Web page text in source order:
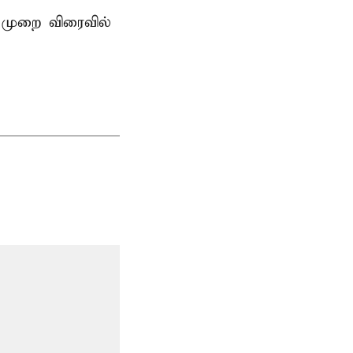
விரைவில்